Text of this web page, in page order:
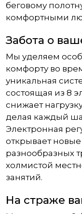
беговому
комфортными
Забота о
Мы уделяем
комфорту во
уникальная
состоящая из 8
снижает
делая каждый
Электронная
открывает
разнообразных
холмистой
занятий.
На страже